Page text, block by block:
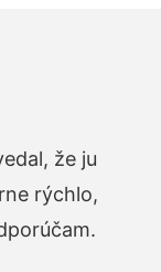
že ju
rýchlo,